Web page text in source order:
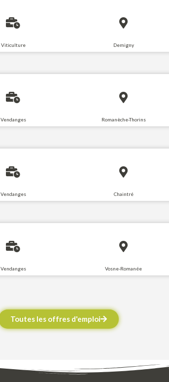
Viticulture Demigny
Vendanges Romanèche-Thorins
Vendanges Chaintré
Vendanges Vosne-Romanée
Toutes les offres d'emploi